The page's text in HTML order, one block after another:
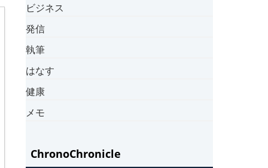
ビジネス
発信
執筆
はなす
健康
メモ
ChronoChronicle